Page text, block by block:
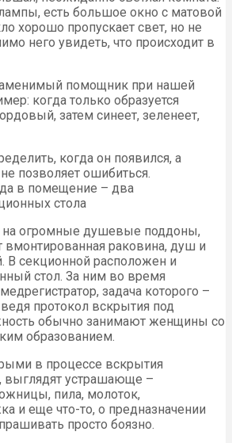
есть большое окно с матовой
хорошо пропускает свет, но не
него увидеть, что происходит в
помощник при нашей
когда только образуется
затем синеет, зеленеет,
когда он появился, а
позволяет ошибиться.
в помещение – два
стола
огромные душевые поддоны,
вмонтированная раковина, душ и
В секционной расположен и
стол. За ним во время
задача которого –
протокол вскрытия под
обычно занимают женщины со
образованием.
в процессе вскрытия
выглядят устрашающе –
пила, молоток,
и еще что-то, о предназначении
просто боязно.